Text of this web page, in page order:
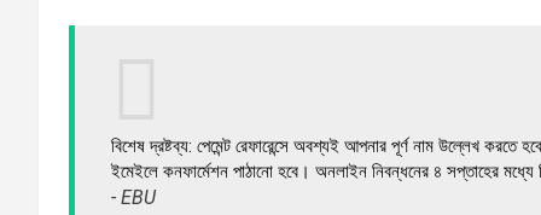
বিশেষ দ্রষ্টব্য: পেমেন্ট রেফারেন্সে অবশ্যই আপনার পূর্ণ নাম উল্লেখ
ইমেইলে কনফার্মেশন পাঠানো হবে। অনলাইন নিবন্ধনের ৪ সপ্তাহের মধ্যে
- EBU